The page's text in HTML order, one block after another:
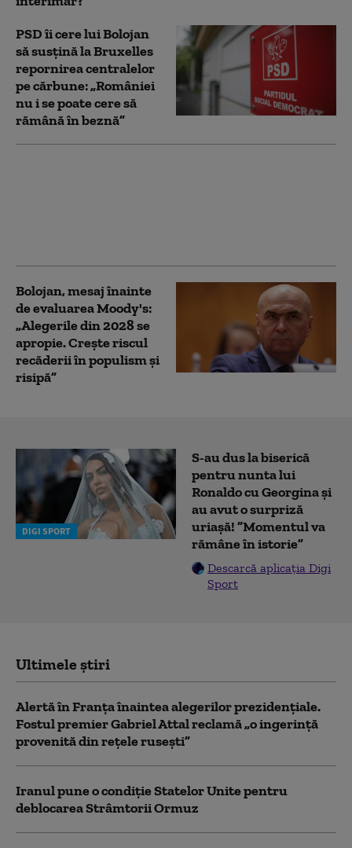
PSD îi cere lui Bolojan
să susțină la Bruxelles
repornirea centralelor
pe cărbune: „României
nu i se poate cere să
rămână în beznă”
Bolojan, mesaj înainte
de evaluarea Moody's:
„Alegerile din 2028 se
apropie. Crește riscul
recăderii în populism și
risipă”
DIGI SPORT
S-au dus la biserică
pentru nunta lui
Ronaldo cu Georgina și
au avut o surpriză
uriașă! ”Momentul va
rămâne în istorie”
Descarcă aplicația Digi
Sport
Ultimele știri
Alertă în Franța înaintea alegerilor prezidențiale.
Fostul premier Gabriel Attal reclamă „o ingerință
provenită din rețele rusești”
Iranul pune o condiție Statelor Unite pentru
deblocarea Strâmtorii Ormuz